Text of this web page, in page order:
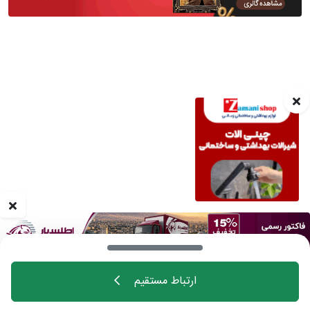
مجله
خانه
اهالی فن
• عایق الاستومری رولی پشت چسبدار با روکش آلومینیوم ساده
مسلح
ارتباط مستقیم